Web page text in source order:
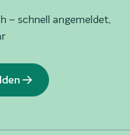
– schnell angemeldet,